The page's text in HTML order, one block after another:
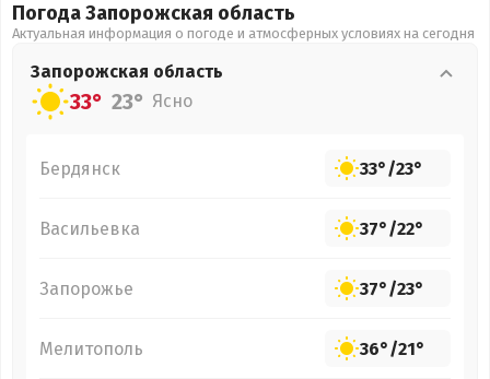
Погода Запорожская область
Актуальная информация о погоде и атмосферных условиях на сегодня
Запорожская область
33° 23° Ясно
Бердянск 33°/23°
Васильевка 37°/22°
Запорожье 37°/23°
Мелитополь 36°/21°